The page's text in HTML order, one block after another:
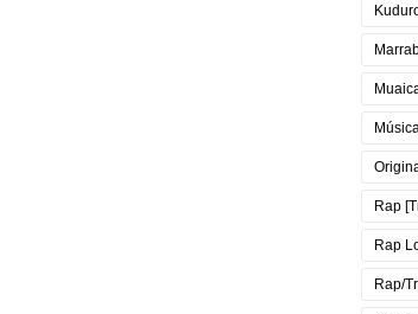
Rap
Rap
Rap/